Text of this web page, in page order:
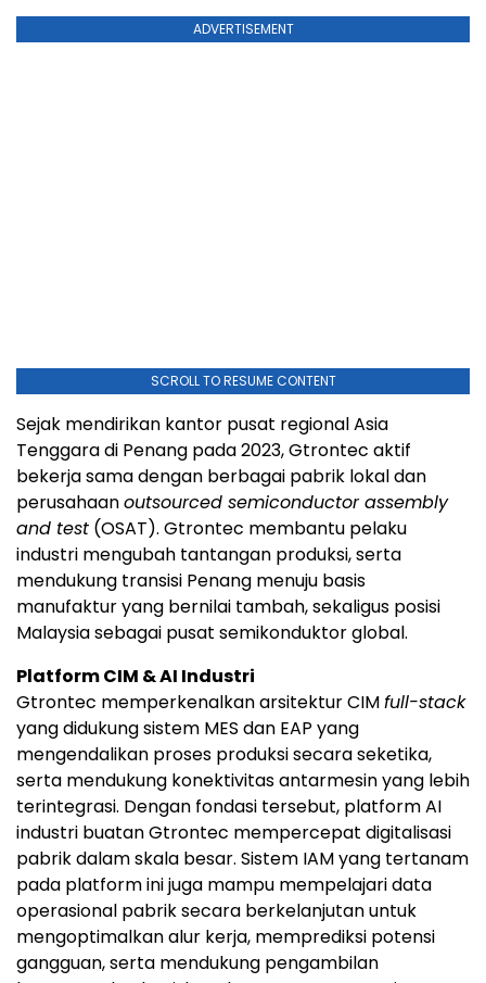
ADVERTISEMENT
SCROLL TO RESUME CONTENT
Sejak mendirikan kantor pusat regional Asia
Tenggara di Penang pada 2023, Gtrontec aktif
bekerja sama dengan berbagai pabrik lokal dan
perusahaanoutsourced semiconductor assembly
and test (OSAT). Gtrontec membantu pelaku
industri mengubah tantangan produksi, serta
mendukung transisi Penang menuju basis
manufaktur yang bernilai tambah, sekaligus posisi
Malaysia sebagai pusat semikonduktor global.
Platform CIM & AI Industri
Gtrontec memperkenalkan arsitektur CIMfull-stack
yang didukung sistem MES dan EAP yang
mengendalikan proses produksi secara seketika,
serta mendukung konektivitas antarmesin yang lebih
terintegrasi. Dengan fondasi tersebut, platform AI
industri buatan Gtrontec mempercepat digitalisasi
pabrik dalam skala besar. Sistem IAM yang tertanam
pada platform ini juga mampu mempelajari data
operasional pabrik secara berkelanjutan untuk
mengoptimalkan alur kerja, memprediksi potensi
gangguan, serta mendukung pengambilan